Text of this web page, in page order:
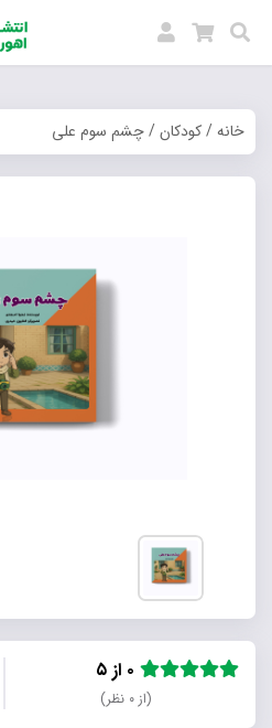
خانه/کودکان/ چشم سوم علی
(از ۰ نظر)